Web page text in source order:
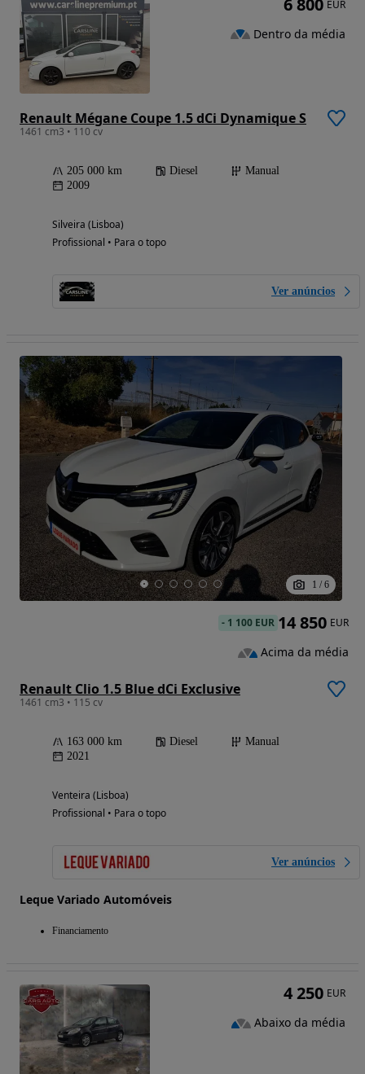
Renault Mégane Coupe 1.5 dCi Dynamique S
1461 cm3 • 110 cv
205 000 km Diesel
Manual
2009
Silveira (Lisboa)
Profissional • Para o topo
Ver anúncios
EUR
Dentro da média
1 / 6
Renault Clio 1.5 Blue dCi Exclusive
1461 cm3 • 115 cv
163 000 km Diesel
Manual
2021
Venteira (Lisboa)
Profissional • Para o topo
Ver anúncios
Leque Variado Automóveis
Financiamento
- 1 100 EUR 14 850 EUR
Acima da média
4 250 EUR
Abaixo da média